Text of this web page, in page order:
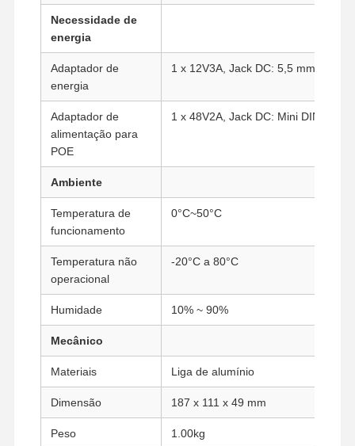
Qualidade
Agora
Firewall Mini PC
Mini PC industrial
PC de Montagem em Rack 1U
Mini PC POE
NAS Mini PC
Celeron Mini PC
Core Mini PC
Mini PC para Escritório
Necessidade de
energia
Adaptador de
energia
1 x 12V3A, Jack DC: 5,5 mm/2,5
Adaptador de
alimentação para
POE
1 x 48V2A, Jack DC: Mini DIN
Ambiente
Temperatura de
funcionamento
0°C~50°C
Temperatura não
operacional
-20°C a 80°C
Humidade 10% ~ 90%
Mecânico
Materiais Liga de alumínio
Dimensão 187 x 111 x 49 mm
Peso 1.00kg